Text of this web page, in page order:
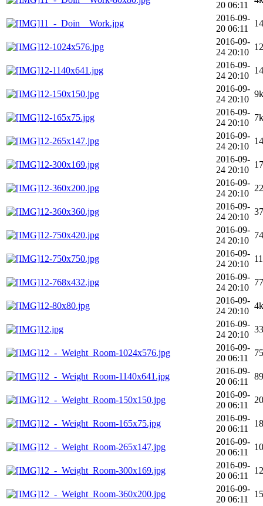
20 06:11
11_-_Doin__Work.jpg
2016-09-
20 06:11
12-1024x576.jpg
2016-09-
24 20:10
12-1140x641.jpg
2016-09-
24 20:10
12-150x150.jpg
2016-09-
24 20:10
9k
12-165x75.jpg
2016-09-
24 20:10
7k
12-265x147.jpg
2016-09-
24 20:10
12-300x169.jpg
2016-09-
24 20:10
12-360x200.jpg
2016-09-
24 20:10
12-360x360.jpg
2016-09-
24 20:10
12-750x420.jpg
2016-09-
24 20:10
12-750x750.jpg
2016-09-
24 20:10
12-768x432.jpg
2016-09-
24 20:10
12-80x80.jpg
2016-09-
24 20:10
4k
12.jpg
2016-09-
24 20:10
12_-_Weight_Room-1024x576.jpg
2016-09-
20 06:11
12_-_Weight_Room-1140x641.jpg
2016-09-
20 06:11
12_-_Weight_Room-150x150.jpg
2016-09-
20 06:11
12_-_Weight_Room-165x75.jpg
2016-09-
20 06:11
12_-_Weight_Room-265x147.jpg
2016-09-
20 06:11
12_-_Weight_Room-300x169.jpg
2016-09-
20 06:11
12_-_Weight_Room-360x200.jpg
2016-09-
20 06:11